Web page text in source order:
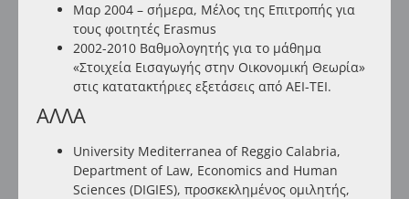
Μαρ 2004 – σήμερα, Μέλος της Επιτροπής για
τους φοιτητές Erasmus
2002-2010 Βαθμολογητής για το μάθημα
«Στοιχεία Εισαγωγής στην Οικονομική Θεωρία»
στις κατατακτήριες εξετάσεις από ΑΕΙ-ΤΕΙ.
ΑΛΛΑ
University Mediterranea of Reggio Calabria,
Department of Law, Economics and Human
Sciences (DIGIES), προσκεκλημένος ομιλητής,